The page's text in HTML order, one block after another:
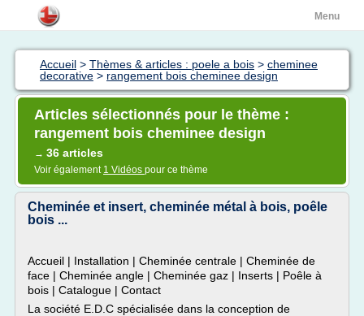
Menu
Accueil > Thèmes & articles : poele a bois > cheminee
decorative > rangement bois cheminee design
Articles sélectionnés pour le thème :
rangement bois cheminee design
→ 36 articles
Voir également 1 Vidéos pour ce thème
Cheminée et insert, cheminée métal à bois, poêle
bois ...
Accueil | Installation | Cheminée centrale | Cheminée de
face | Cheminée angle | Cheminée gaz | Inserts | Poêle à
bois | Catalogue | Contact
La société E.D.C spécialisée dans la conception de